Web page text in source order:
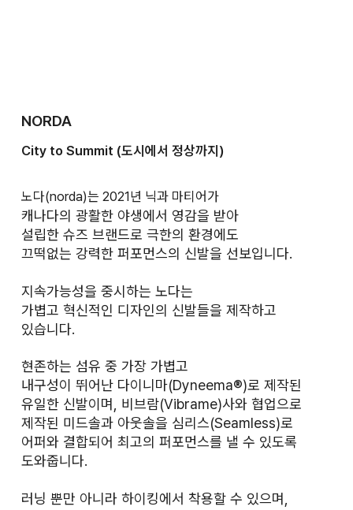
NORDA
City to Summit (도시에서 정상까지)
노다(norda)는 2021년 닉과 마티어가
캐나다의 광활한 야생에서 영감을 받아
설립한 슈즈 브랜드로 극한의 환경에도
끄떡없는 강력한 퍼포먼스의 신발을 선보입니다.
지속가능성을 중시하는 노다는
가볍고 혁신적인 디자인의 신발들을 제작하고
있습니다.
현존하는 섬유 중 가장 가볍고
내구성이 뛰어난 다이니마(Dyneema®)로 제작된
유일한 신발이며, 비브람(Vibrame)사와 협업으로
제작된 미드솔과 아웃솔을 심리스(Seamless)로
어퍼와 결합되어 최고의 퍼포먼스를 낼 수 있도록
도와줍니다.
러닝 뿐만 아니라 하이킹에서 착용할 수 있으며,